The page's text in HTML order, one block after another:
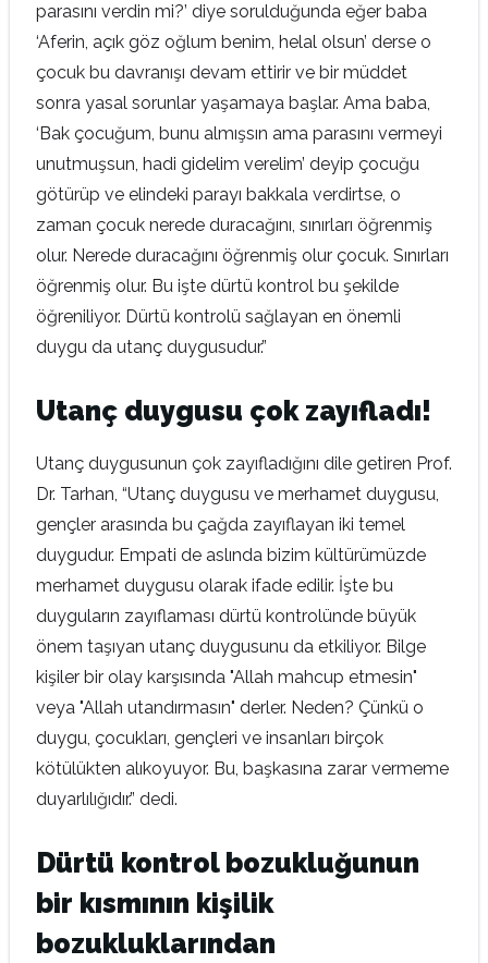
parasını verdin mi?’ diye sorulduğunda eğer baba
‘Aferin, açık göz oğlum benim, helal olsun’ derse o
çocuk bu davranışı devam ettirir ve bir müddet
sonra yasal sorunlar yaşamaya başlar. Ama baba,
‘Bak çocuğum, bunu almışsın ama parasını vermeyi
unutmuşsun, hadi gidelim verelim’ deyip çocuğu
götürüp ve elindeki parayı bakkala verdirtse, o
zaman çocuk nerede duracağını, sınırları öğrenmiş
olur. Nerede duracağını öğrenmiş olur çocuk. Sınırları
öğrenmiş olur. Bu işte dürtü kontrol bu şekilde
öğreniliyor. Dürtü kontrolü sağlayan en önemli
duygu da utanç duygusudur.”
Utanç duygusu çok zayıfladı!
Utanç duygusunun çok zayıfladığını dile getiren Prof.
Dr. Tarhan, “Utanç duygusu ve merhamet duygusu,
gençler arasında bu çağda zayıflayan iki temel
duygudur. Empati de aslında bizim kültürümüzde
merhamet duygusu olarak ifade edilir. İşte bu
duyguların zayıflaması dürtü kontrolünde büyük
önem taşıyan utanç duygusunu da etkiliyor. Bilge
kişiler bir olay karşısında "Allah mahcup etmesin"
veya "Allah utandırmasın" derler. Neden? Çünkü o
duygu, çocukları, gençleri ve insanları birçok
kötülükten alıkoyuyor. Bu, başkasına zarar vermeme
duyarlılığıdır.” dedi.
Dürtü kontrol bozukluğunun
bir kısmının kişilik
bozukluklarından